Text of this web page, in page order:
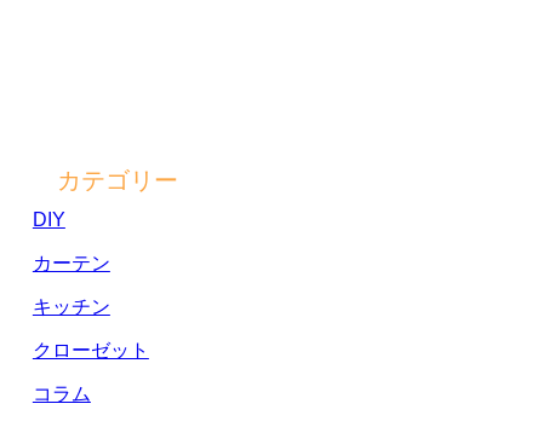
カテゴリー
DIY
カーテン
キッチン
クローゼット
コラム